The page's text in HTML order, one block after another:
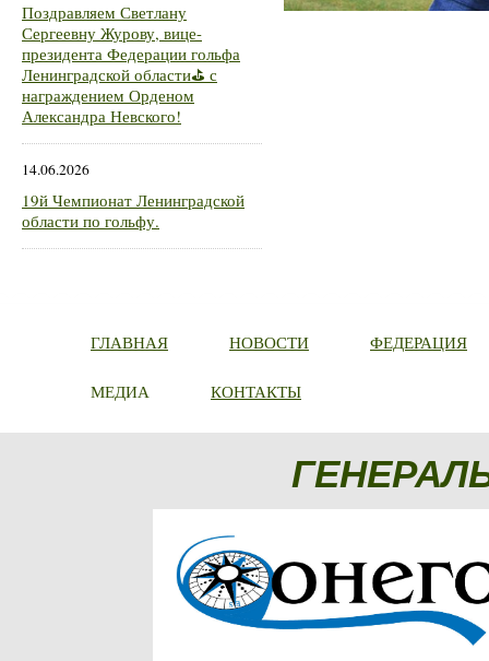
Поздравляем Светлану
Сергеевну Журову, вице-
президента Федерации гольфа
Ленинградской области⛳ с
награждением Орденом
Александра Невского!
14.06.2026
19й Чемпионат Ленинградской
области по гольфу.
ГЛАВНАЯ НОВОСТИ ФЕДЕРАЦИЯ
МЕДИА КОНТАКТЫ